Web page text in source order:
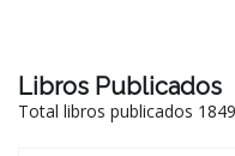
Libros Publicados
Total libros publicados